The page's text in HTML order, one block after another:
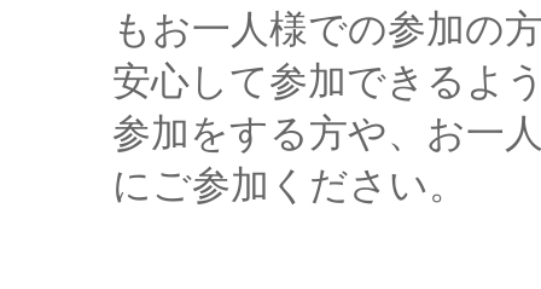
もお一人様での参加の
安心して参加できるよ
参加をする方や、お一
にご参加ください。